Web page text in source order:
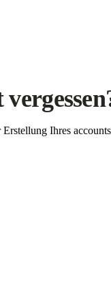
Ihres